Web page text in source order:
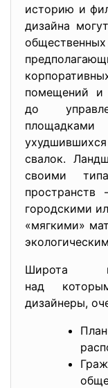
историю и
дизайна
помещений и
до
свалок.
своими
городскими
«мягкими»
Широта
над
дизайнеры,